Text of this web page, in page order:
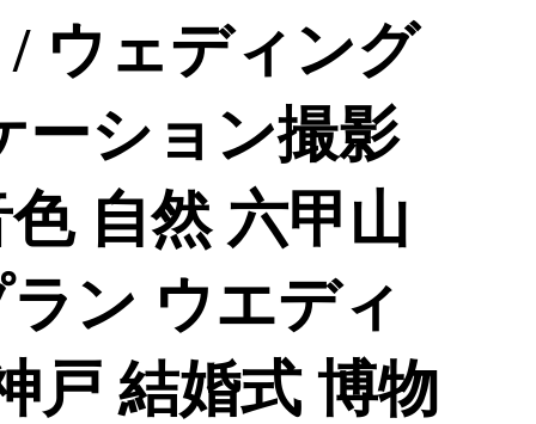
/ ウェディング
ーション撮影
自然 六甲山
ン ウエディ
戸 結婚式 博物